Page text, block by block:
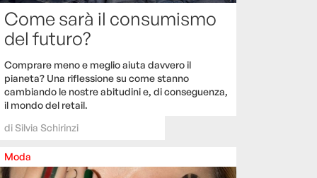
Come sarà il consumismo
del futuro?
Comprare meno e meglio aiuta davvero il
pianeta? Una riflessione su come stanno
cambiando le nostre abitudini e, di conseguenza,
il mondo del retail.
diSilvia Schirinzi
Moda